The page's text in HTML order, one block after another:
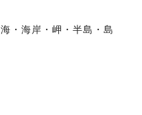
海・海岸・岬・半島・島